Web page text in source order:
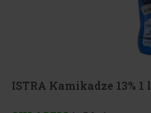
ISTRA Kamikadze 13% 1 l